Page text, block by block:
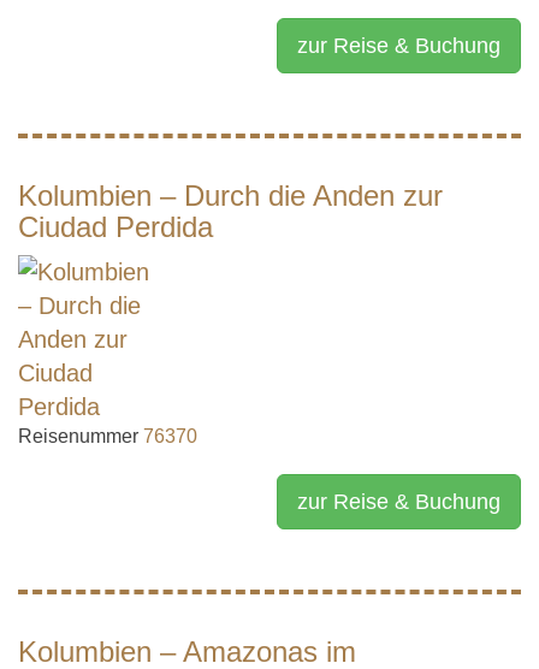
zur Reise & Buchung
Kolumbien – Durch die Anden zur
Ciudad Perdida
Reisenummer 76370
zur Reise & Buchung
Kolumbien – Amazonas im